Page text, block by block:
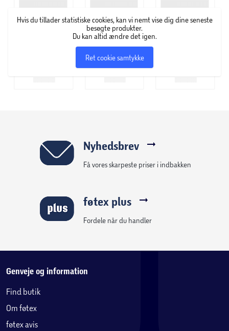
Hvis du tillader statistiske cookies, kan vi nemt vise dig dine seneste
besøgte produkter.
Du kan altid ændre det igen.
Ret cookie samtykke
Nyhedsbrev
Få vores skarpeste priser i indbakken
føtex plus
Fordele når du handler
Genveje og information
Find butik
Om føtex
føtex avis